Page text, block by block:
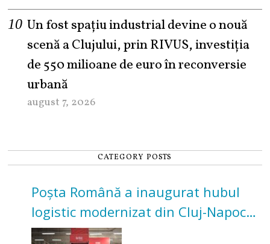
Un fost spațiu industrial devine o nouă
scenă a Clujului, prin RIVUS, investiția
de 550 milioane de euro în reconversie
urbană
august 7, 2026
CATEGORY POSTS
Poșta Română a inaugurat hubul
logistic modernizat din Cluj-Napoca.
Investiție de 3 milioane de euro